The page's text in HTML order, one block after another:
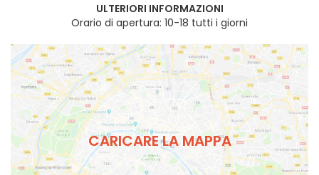
ULTERIORI INFORMAZIONI
Orario di apertura: 10-18 tutti i giorni
CARICARE LA MAPPA